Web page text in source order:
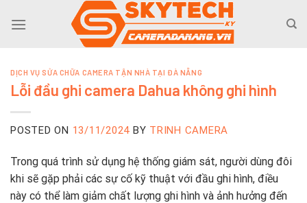
DỊCH VỤ SỬA CHỮA CAMERA TẬN NHÀ TẠI ĐÀ NẴNG
Lỗi đầu ghi camera Dahua không ghi hình
POSTED ON 13/11/2024 BY TRINH CAMERA
Trong quá trình sử dụng hệ thống giám sát, người dùng đôi
khi sẽ gặp phải các sự cố kỹ thuật với đầu ghi hình, điều
này có thể làm giảm chất lượng ghi hình và ảnh hưởng đến